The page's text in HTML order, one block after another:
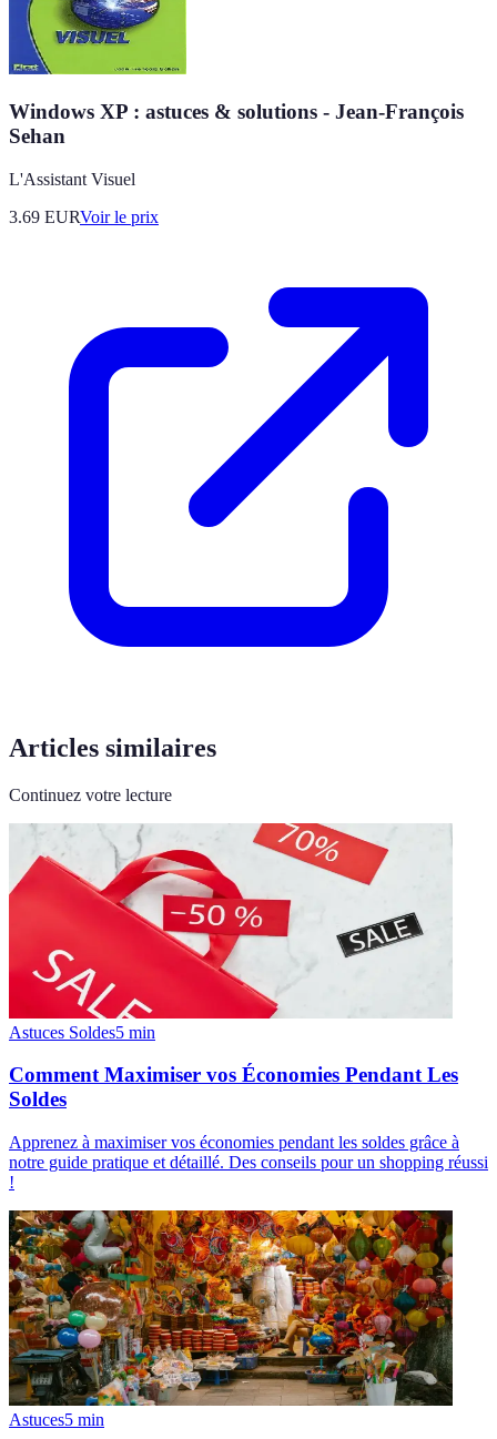
Windows XP : astuces & solutions - Jean-François
Sehan
L'Assistant Visuel
3.69 EURVoir le prix
Articles similaires
Continuez votre lecture
Astuces Soldes5 min
Comment Maximiser vos Économies Pendant Les
Soldes
Apprenez à maximiser vos économies pendant les soldes grâce à
notre guide pratique et détaillé. Des conseils pour un shopping réussi
!
Astuces5 min